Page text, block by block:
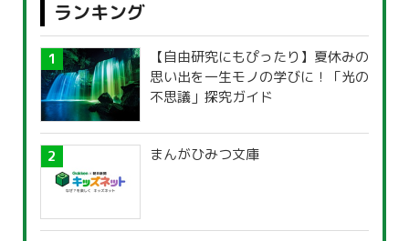
ランキング
【自由研究にもぴったり】夏休みの
思い出を一生モノの学びに！「光の
不思議」探究ガイド
まんがひみつ文庫